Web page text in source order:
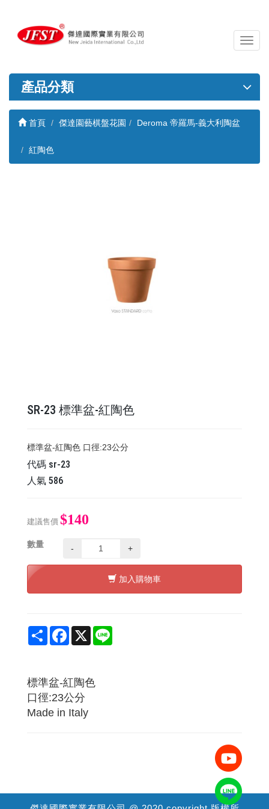
導
覽
關
產品分類
首頁 傑達園藝棋盤花園 Deroma 帝羅馬-義大利陶盆
紅陶色
SR-23 ​​​​​​​標準盆-紅陶色
​​​​​​​標準盆-紅陶色 口徑:23公分
代碼 sr-23
人氣 586
建議售價 $140
數量 - +
加入購物車
Share Facebook
X
標準盆-紅陶色
口徑:23公分
Made in Italy